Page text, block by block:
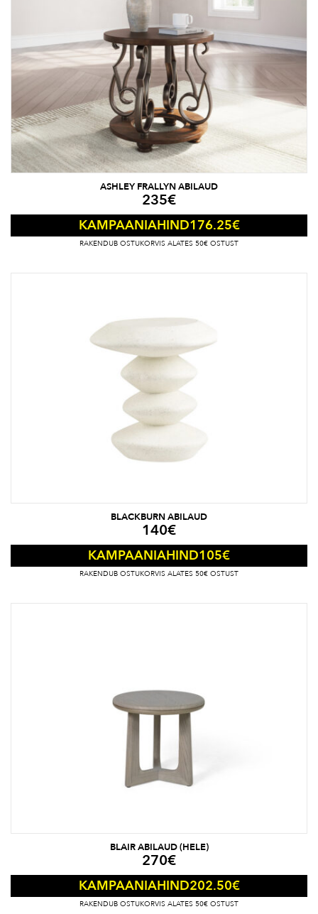
ASHLEY FRALLYN ABILAUD
235€
KAMPAANIAHIND176.25€
RAKENDUB OSTUKORVIS ALATES 50€ OSTUST
BLACKBURN ABILAUD
140€
KAMPAANIAHIND105€
RAKENDUB OSTUKORVIS ALATES 50€ OSTUST
BLAIR ABILAUD (HELE)
270€
KAMPAANIAHIND202.50€
RAKENDUB OSTUKORVIS ALATES 50€ OSTUST